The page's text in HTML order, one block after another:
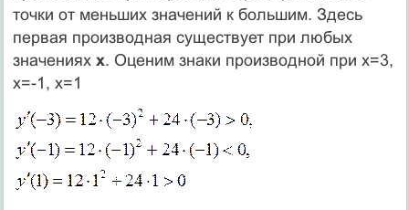
точки от меньших значений к большим. Здесь
первая производная существует при любых
значениях x. Оценим знаки производной при x=3,
x=-1, x=1